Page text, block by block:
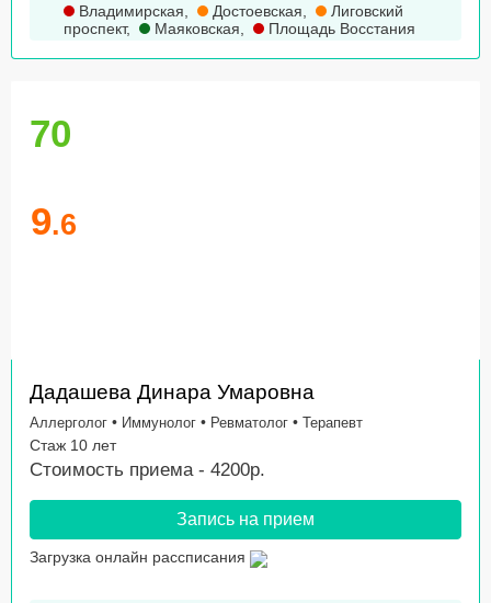
Владимирская, Достоевская,
Лиговский
проспект, Маяковская, Площадь Восстания
70
9.6
Дадашева Динара Умаровна
Аллерголог • Иммунолог • Ревматолог • Терапевт
Стаж 10 лет
Стоимость приема - 4200р.
Запись на прием
Загрузка онлайн рассписания